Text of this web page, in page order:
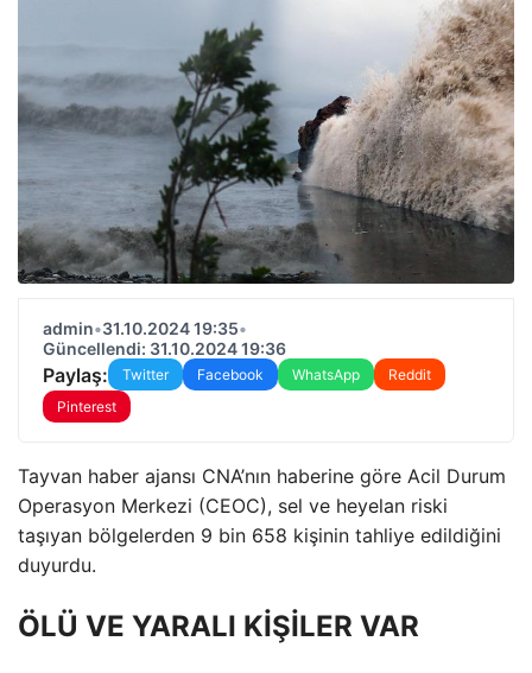
admin•31.10.2024 19:35•
Güncellendi: 31.10.2024 19:36
Paylaş: Twitter Facebook WhatsApp
Reddit
Pinterest
Tayvan haber ajansı CNA’nın haberine göre Acil Durum
Operasyon Merkezi (CEOC), sel ve heyelan riski
taşıyan bölgelerden 9 bin 658 kişinin tahliye edildiğini
duyurdu.
ÖLÜ VE YARALI KİŞİLER VAR